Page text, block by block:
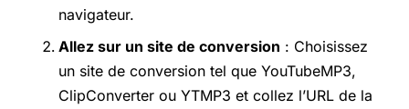
navigateur.
Allez sur un site de conversion : Choisissez
un site de conversion tel que YouTubeMP3,
ClipConverter ou YTMP3 et collez l’URL de la